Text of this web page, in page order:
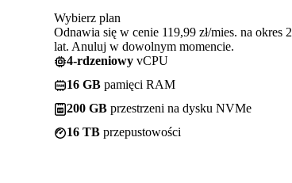
Wybierz plan
Odnawia się w cenie 119,99 zł/mies. na okres 2
lat. Anuluj w dowolnym momencie.
4-rdzeniowy vCPU
16 GB pamięci RAM
200 GB przestrzeni na dysku NVMe
16 TB przepustowości